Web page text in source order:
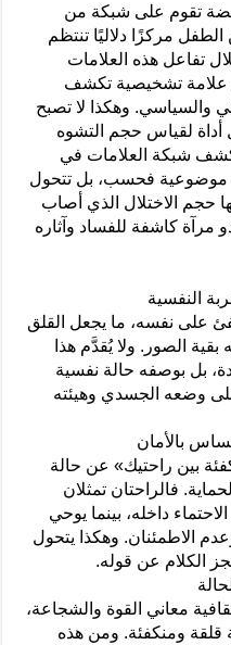
تقوم على شبكة من
مركزًا دلاليًا تنتظم
تفاعل هذه العلامات
علامة تشخيصية تكشف
والسياسي. وهكذا لا تصبح
لقياس حجم التشوه
شبكة العلامات في
موضوعية فحسب، بل تتحول
حجم الاختلال الذي أصاب
مرآة كاشفة للفساد وآثاره
على نفسه، ما يجعل القلق
الصور. ولا يُقدَّم هذا
بل بوصفه حالة نفسية
وضعه الجسدي وهيئته
بين راحتيك» عن حالة
فالراحتان تمثلان
داخله، بينما يوحي
الاطمئنان. وهكذا يتحول
الكلام عن قوله.
معاني القوة والشجاعة،
قلقة ومنكفئة. ومن هذه